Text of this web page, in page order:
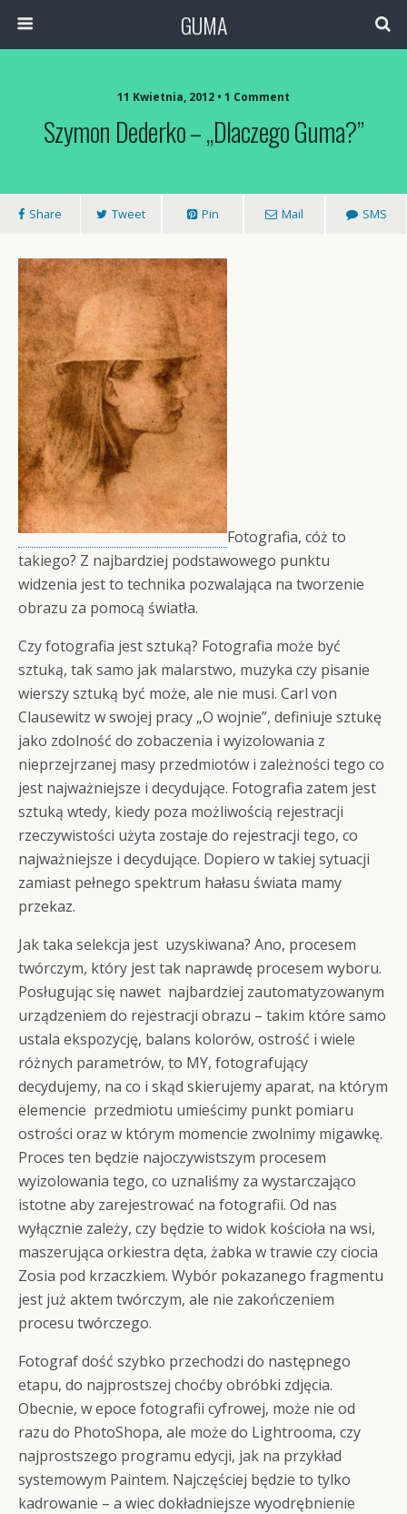
GUMA
11 Kwietnia, 2012 • 1 Comment
Szymon Dederko – „Dlaczego Guma?”
Share Tweet Pin Mail SMS
Fotografia, cóż to
takiego? Z najbardziej podstawowego punktu
widzenia jest to technika pozwalająca na tworzenie
obrazu za pomocą światła.
Czy fotografia jest sztuką? Fotografia może być
sztuką, tak samo jak malarstwo, muzyka czy pisanie
wierszy sztuką być może, ale nie musi. Carl von
Clausewitz w swojej pracy „O wojnie”, definiuje sztukę
jako zdolność do zobaczenia i wyizolowania z
nieprzejrzanej masy przedmiotów i zależności tego co
jest najważniejsze i decydujące. Fotografia zatem jest
sztuką wtedy, kiedy poza możliwością rejestracji
rzeczywistości użyta zostaje do rejestracji tego, co
najważniejsze i decydujące. Dopiero w takiej sytuacji
zamiast pełnego spektrum hałasu świata mamy
przekaz.
Jak taka selekcja jest uzyskiwana? Ano, procesem
twórczym, który jest tak naprawdę procesem wyboru.
Posługując się nawet najbardziej zautomatyzowanym
urządzeniem do rejestracji obrazu – takim które samo
ustala ekspozycję, balans kolorów, ostrość i wiele
różnych parametrów, to MY, fotografujący
decydujemy, na co i skąd skierujemy aparat, na którym
elemencie przedmiotu umieścimy punkt pomiaru
ostrości oraz w którym momencie zwolnimy migawkę.
Proces ten będzie najoczywistszym procesem
wyizolowania tego, co uznaliśmy za wystarczająco
istotne aby zarejestrować na fotografii. Od nas
wyłącznie zależy, czy będzie to widok kościoła na wsi,
maszerująca orkiestra dęta, żabka w trawie czy ciocia
Zosia pod krzaczkiem. Wybór pokazanego fragmentu
jest już aktem twórczym, ale nie zakończeniem
procesu twórczego.
Fotograf dość szybko przechodzi do następnego
etapu, do najprostszej choćby obróbki zdjęcia.
Obecnie, w epoce fotografii cyfrowej, może nie od
razu do PhotoShopa, ale może do Lightrooma, czy
najprostszego programu edycji, jak na przykład
systemowym Paintem. Najczęściej będzie to tylko
kadrowanie – a wiec dokładniejsze wyodrębnienie